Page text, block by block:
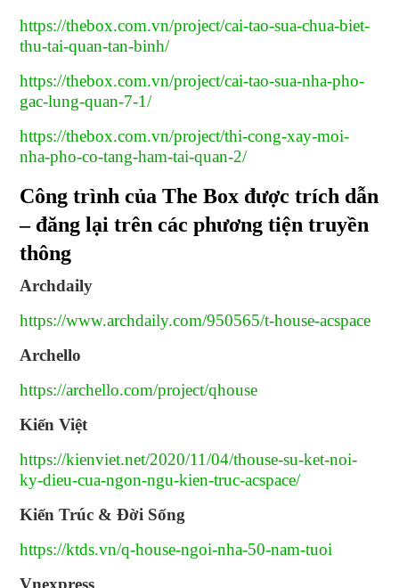
https://thebox.com.vn/project/cai-tao-sua-chua-biet-
thu-tai-quan-tan-binh/
https://thebox.com.vn/project/cai-tao-sua-nha-pho-
gac-lung-quan-7-1/
https://thebox.com.vn/project/thi-cong-xay-moi-
nha-pho-co-tang-ham-tai-quan-2/
Công trình của The Box được trích dẫn
– đăng lại trên các phương tiện truyền
thông
Archdaily
https://www.archdaily.com/950565/t-house-acspace
Archello
https://archello.com/project/qhouse
Kiến Việt
https://kienviet.net/2020/11/04/thouse-su-ket-noi-
ky-dieu-cua-ngon-ngu-kien-truc-acspace/
Kiến Trúc & Đời Sống
https://ktds.vn/q-house-ngoi-nha-50-nam-tuoi
Vnexpress